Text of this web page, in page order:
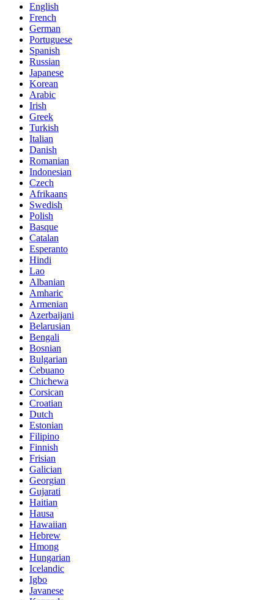
English
French
German
Portuguese
Spanish
Russian
Japanese
Korean
Arabic
Irish
Greek
Turkish
Italian
Danish
Romanian
Indonesian
Czech
Afrikaans
Swedish
Polish
Basque
Catalan
Esperanto
Hindi
Lao
Albanian
Amharic
Armenian
Azerbaijani
Belarusian
Bengali
Bosnian
Bulgarian
Cebuano
Chichewa
Corsican
Croatian
Dutch
Estonian
Filipino
Finnish
Frisian
Galician
Georgian
Gujarati
Haitian
Hausa
Hawaiian
Hebrew
Hmong
Hungarian
Icelandic
Igbo
Javanese